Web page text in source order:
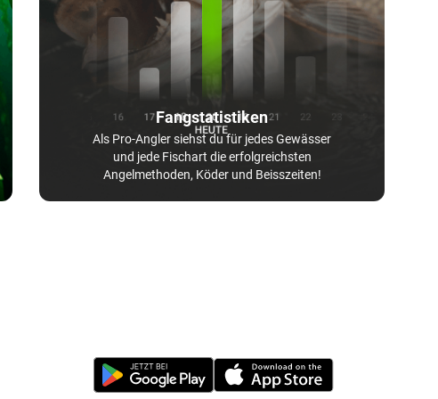
Fangstatistiken
Als Pro-Angler siehst du für jedes Gewässer
und jede Fischart die erfolgreichsten
Angelmethoden, Köder und Beisszeiten!